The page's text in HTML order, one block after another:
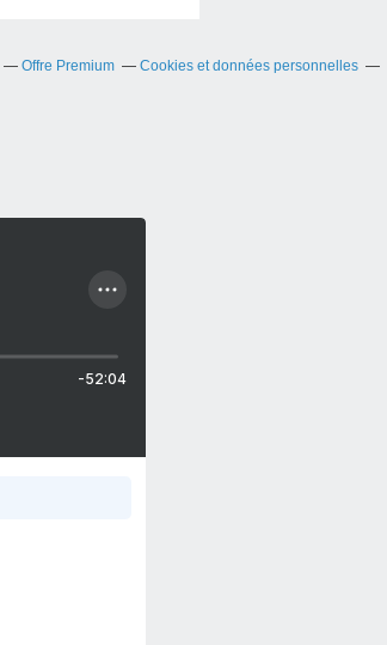
Offre Premium
Cookies et données personnelles
-52:04